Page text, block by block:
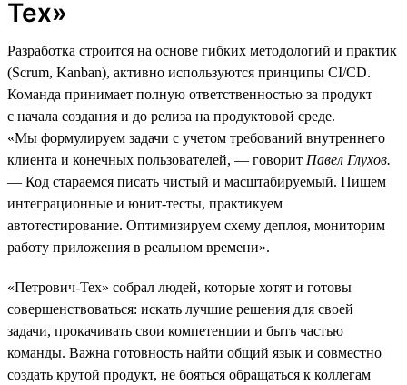
Тех»
Разработка строится на основе гибких методологий и практик
(Scrum, Kanban), активно используются принципы CI/CD.
Команда принимает полную ответственностью за продукт
с начала создания и до релиза на продуктовой среде.
«Мы формулируем задачи с учетом требований внутреннего
клиента и конечных пользователей, — говорит Павел Глухов.
— Код стараемся писать чистый и масштабируемый. Пишем
интеграционные и юнит-тесты, практикуем
автотестирование. Оптимизируем схему деплоя, мониторим
работу приложения в реальном времени».
«Петрович-Тех» собрал людей, которые хотят и готовы
совершенствоваться: искать лучшие решения для своей
задачи, прокачивать свои компетенции и быть частью
команды. Важна готовность найти общий язык и совместно
создать крутой продукт, не бояться обращаться к коллегам